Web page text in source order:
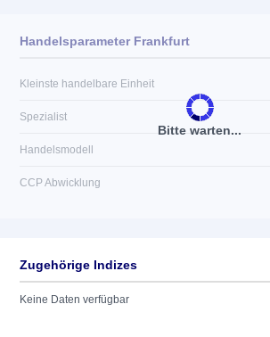
Bitte warten...
Handelsparameter Frankfurt
Kleinste handelbare Einheit
Spezialist
Handelsmodell
CCP Abwicklung
Zugehörige Indizes
Keine Daten verfügbar